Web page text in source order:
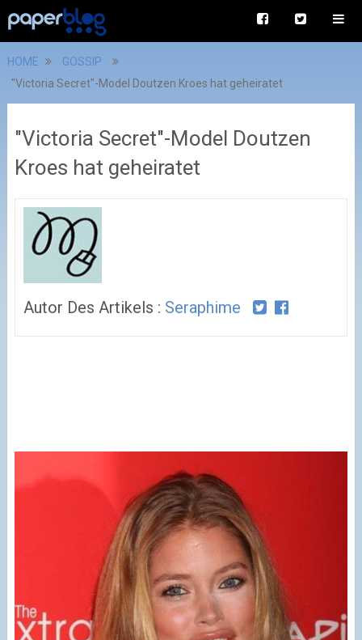
HOME
GOSSIP
"Victoria Secret"-Model Doutzen Kroes hat geheiratet
"Victoria Secret"-Model Doutzen
Kroes hat geheiratet
Autor Des Artikels : Seraphime